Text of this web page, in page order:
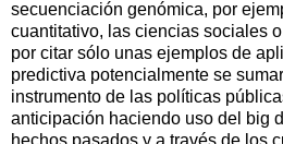
secuenciación genómica, por
cuantitativo, las ciencias sociales
por citar sólo unas ejemplos de
predictiva potencialmente se
instrumento de las políticas
anticipación haciendo uso del big
hechos pasados y a través de los